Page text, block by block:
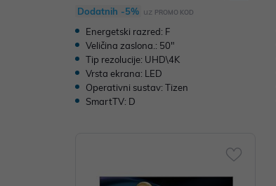
Dodatnih -5% uz PROMO KOD
Energetski razred: F
Veličina zaslona.: 50"
Tip rezolucije: UHD\4K
Vrsta ekrana: LED
Operativni sustav: Tizen
SmartTV: D